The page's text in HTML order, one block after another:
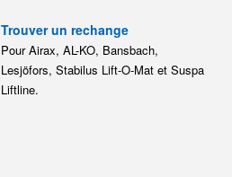
Trouver un rechange
Pour Airax, AL-KO, Bansbach,
Lesjöfors, Stabilus Lift-O-Mat et Suspa
Liftline.